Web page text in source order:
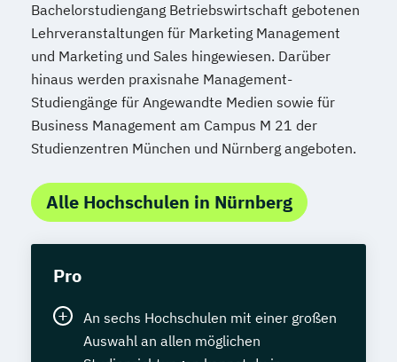
Bachelorstudiengang Betriebswirtschaft gebotenen
Lehrveranstaltungen für Marketing Management
und Marketing und Sales hingewiesen. Darüber
hinaus werden praxisnahe Management-
Studiengänge für Angewandte Medien sowie für
Business Management am Campus M 21 der
Studienzentren München und Nürnberg angeboten.
Alle Hochschulen in Nürnberg
Pro
An sechs Hochschulen mit einer großen
Auswahl an allen möglichen